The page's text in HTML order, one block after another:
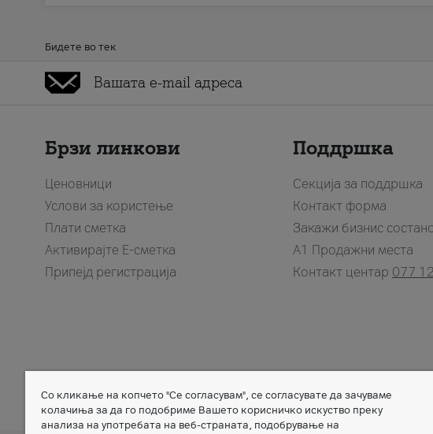
Бидете во тек
Брзи линкови
Ценовници
Услови за користење
Плати сметка
Активирајте Е-сметка
Припејд регистрација
Поддршка
Секција за поддршка
Контакт форма
Закажи бизнис
A1 Продажни места
Контакт центар 077
Member of
Со кликање на копчето "Се согласувам", се согласувате да зачуваме
колачиња за да го подобриме Вашето корисничко искуство преку
анализа на употребата на веб-страната, подобрување на